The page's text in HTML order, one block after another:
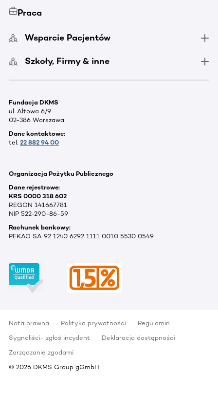
Praca
Wsparcie Pacjentów
Szkoły, Firmy & inne
Fundacja DKMS
ul. Altowa 6/9
02-386 Warszawa
Dane kontaktowe:
tel. 22 882 94 00
Organizacja Pożytku Publicznego
Dane rejestrowe:
KRS 0000 318 602
REGON 141667781
NIP 522-290-86-59
Rachunek bankowy:
PEKAO SA 92 1240 6292 1111 0010 5530 0549
Nota prawna Polityka prywatności
Regulamin
Sygnaliści- zgłoś incydent
Deklaracja dostępności
Zarządzanie zgodami
© 2026 DKMS Group gGmbH